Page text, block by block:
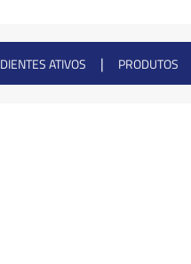
ATIVOS | PRODUTOS